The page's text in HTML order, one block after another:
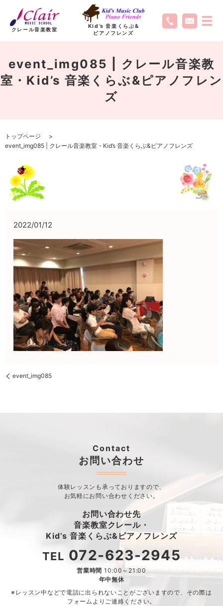
クレール音楽教室
Kid’s 音楽くらぶ&
ピアノフレンズ
event_img085 | クレール音楽教
室・Kid’s 音楽くらぶ&ピアノフレン
ズ
トップページ
event_img085 | クレール音楽教室・Kid’s 音楽くらぶ&ピアノフレンズ
2022/01/12
event_img085
Contact
お問い合わせ
体験レッスンも承っておりますので、
お気軽にお問い合わせください。
お問い合わせ先
音楽教室クレール・
Kid’s 音楽くらぶ&ピアノフレンズ
TEL 072-623-2945
営業時間 10:00～21:00
年中無休
※レッスン中などで電話に出られないことがございますので、 その際は
フォームよりご連絡ください。